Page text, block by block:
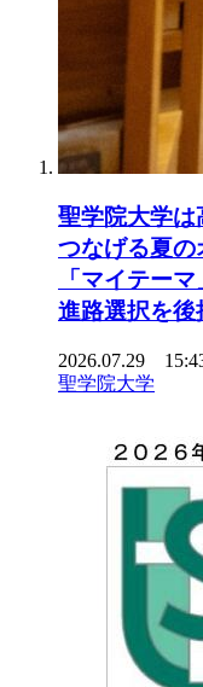
聖学院大学は
つなげる夏
「マイテー
進路選択を
2026.07.29
聖学院大学